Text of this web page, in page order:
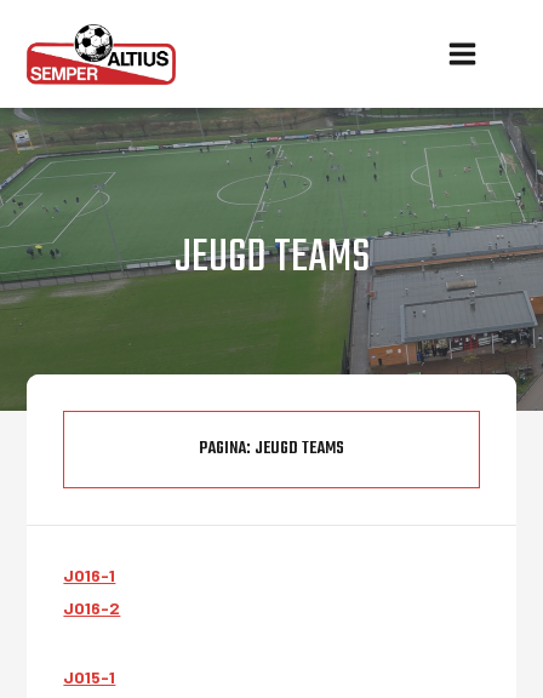
JEUGD TEAMS
PAGINA: JEUGD TEAMS
JO16-1
JO16-2
JO15-1